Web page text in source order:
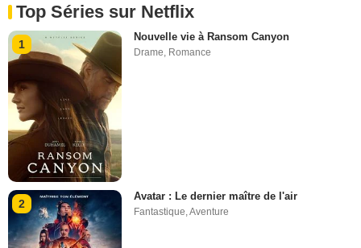
Top Séries sur Netflix
1
Nouvelle vie à Ransom Canyon
Drame Romance
2
Avatar : Le dernier maître de l'air
Fantastique,Aventure